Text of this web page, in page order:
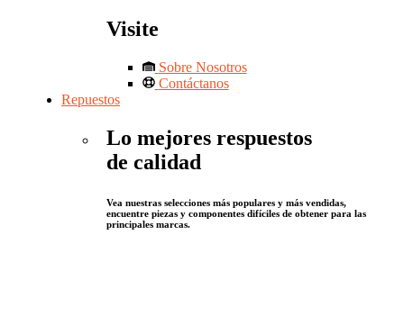
Visite
Sobre Nosotros
Contáctanos
Repuestos
Lo mejores respuestos
de calidad
Vea nuestras selecciones más populares y más vendidas,
encuentre piezas y componentes difíciles de obtener para las
principales marcas.